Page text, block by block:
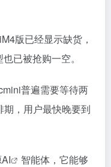
版已经显示缺货，
已被抢购一空。
普遍需要等待两
，用户最快晚要到
AI
智能体，它能够